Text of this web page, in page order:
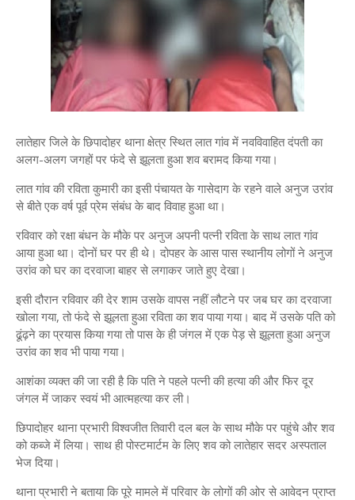
लातेहार जिले के छिपादोहर थाना क्षेत्र स्थित लात गांव में नवविवाहित दंपती का
अलग-अलग जगहों पर फंदे से झूलता हुआ शव बरामद किया गया।
लात गांव की रविता कुमारी का इसी पंचायत के गासेदाग के रहने वाले अनुज उरांव
से बीते एक वर्ष पूर्व प्रेम संबंध के बाद विवाह हुआ था।
रविवार को रक्षा बंधन के मौके पर अनुज अपनी पत्नी रविता के साथ लात गांव
आया हुआ था। दोनों घर पर ही थे। दोपहर के आस पास स्थानीय लोगों ने अनुज
उरांव को घर का दरवाजा बाहर से लगाकर जाते हुए देखा।
इसी दौरान रविवार की देर शाम उसके वापस नहीं लौटने पर जब घर का दरवाजा
खोला गया, तो फंदे से झूलता हुआ रविता का शव पाया गया। बाद में उसके पति को
ढूंढ़ने का प्रयास किया गया तो पास के ही जंगल में एक पेड़ से झूलता हुआ अनुज
उरांव का शव भी पाया गया।
आशंका व्यक्त की जा रही है कि पति ने पहले पत्नी की हत्या की और फिर दूर
जंगल में जाकर स्वयं भी आत्महत्या कर ली।
छिपादोहर थाना प्रभारी विश्वजीत तिवारी दल बल के साथ मौके पर पहुंचे और शव
को कब्जे में लिया। साथ ही पोस्टमार्टम के लिए शव को लातेहार सदर अस्पताल
भेज दिया।
थाना प्रभारी ने बताया कि पूरे मामले में परिवार के लोगों की ओर से आवेदन प्राप्त